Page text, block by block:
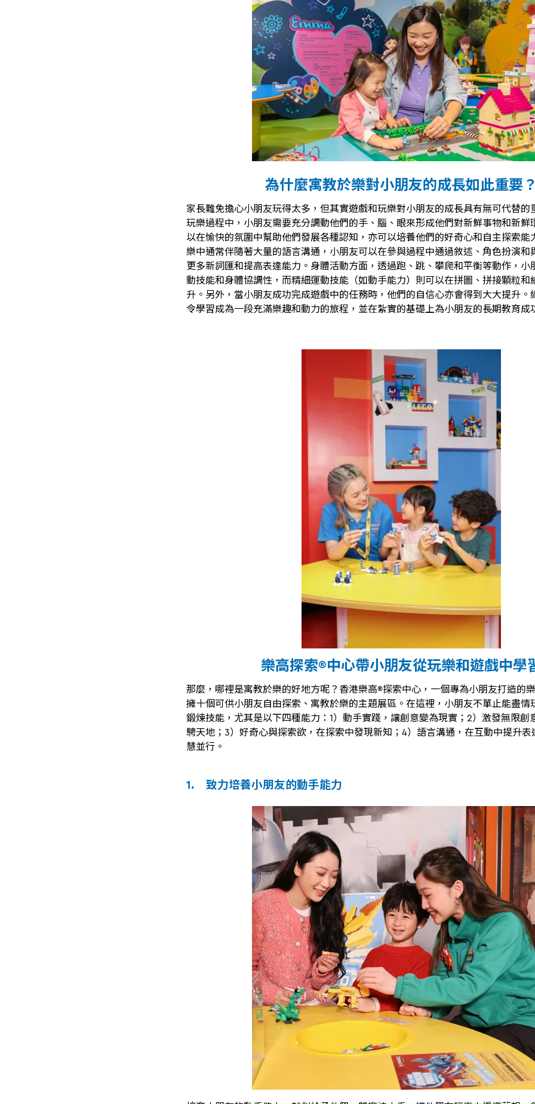
為什麼寓教於樂對小朋友的成長如此重要？
家長難免擔心小朋友玩得太多，但其實遊戲和玩樂對小朋友的成長具有無可代替的
玩樂過程中，小朋友需要充分調動他們的手、腦、眼來形成他們對新鮮事物和新鮮
以在愉快的氛圍中幫助他們發展各種認知，亦可以培養他們的好奇心和自主探索能
樂中通常伴隨著大量的語言溝通，小朋友可以在參與過程中通過敘述、角色扮演和
更多新詞匯和提高表達能力。身體活動方面，透過跑、跳、攀爬和平衡等動作，小
動技能和身體協調性，而精細運動技能（如動手能力）則可以在拼圖、拼接顆粒和
升。另外，當小朋友成功完成遊戲中的任務時，他們的自信心亦會得到大大提升。
令學習成為一段充滿樂趣和動力的旅程，並在紮實的基礎上為小朋友的長期教育成
樂高探索®中心帶小朋友從玩樂和遊戲中學
那麼，哪裡是寓教於樂的好地方呢？香港樂高®探索中心，一個專為小朋友打造的
擁十個可供小朋友自由探索、寓教於樂的主題展區。在這裡，小朋友不單止能盡情
鍛煉技能，尤其是以下四種能力：1）動手實踐，讓創意變為現實；2）激發無限創
騁天地；3）好奇心與探索欲，在探索中發現新知；4）語言溝通，在互動中提升表
慧並行。
1. 致力培養小朋友的動手能力